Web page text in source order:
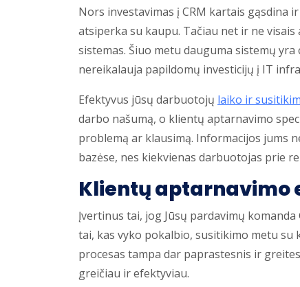
Nors investavimas į CRM kartais gąsdina
atsiperka su kaupu. Tačiau net ir ne
sistemas. Šiuo metu dauguma sistemų
nereikalauja papildomų investicijų į IT
Efektyvus jūsų darbuotojų laiko ir
darbo našumą, o klientų aptarnavimo
problemą ar klausimą. Informacijos jums
bazėse, nes kiekvienas darbuotojas prie
Klientų aptarnavimo
Įvertinus tai, jog Jūsų pardavimų
tai, kas vyko pokalbio, susitikimo metu
procesas tampa dar paprastesnis ir
greičiau ir efektyviau.